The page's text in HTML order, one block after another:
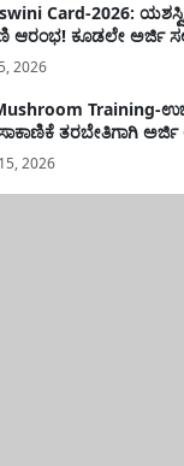
Card-2026:
ಆರಂಭ! ಕೂಡಲೇ ಅರ್ಜಿ
2026
Training-
ತರಬೇತಿಗಾಗಿ ಅರ್ಜಿ
2026